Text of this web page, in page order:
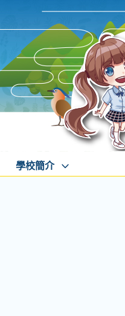
學校簡介